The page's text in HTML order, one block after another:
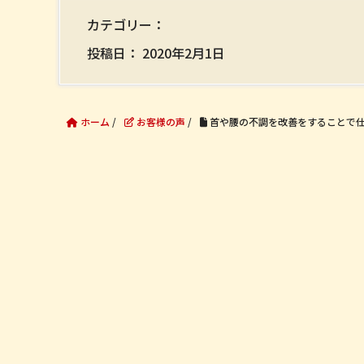
カテゴリー：
投稿日： 2020年2月1日
ホーム / お客様の声 / 首や腰の不調を改善をすることで